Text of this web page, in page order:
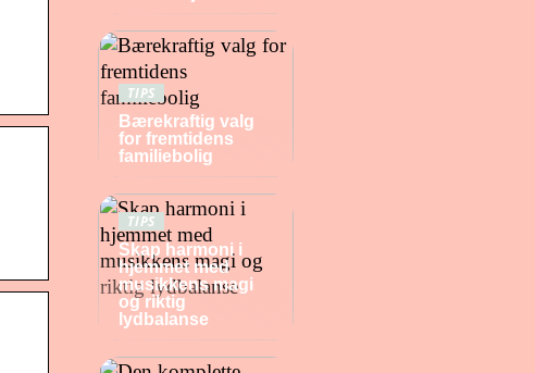
TIPS
Bærekraftig valg
for fremtidens
familiebolig
TIPS
Skap harmoni i
hjemmet med
musikkens magi
og riktig
lydbalanse